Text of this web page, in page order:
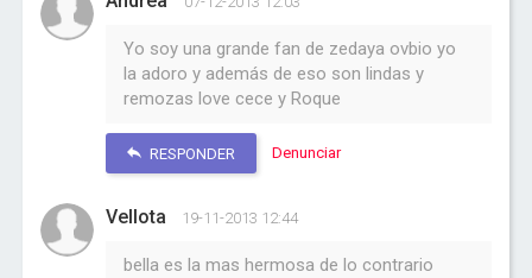
Yo soy una grande fan de zedaya ovbio yo
la adoro y además de eso son lindas y
remozas love cece y Roque
RESPONDER Denunciar
Vellota 19-11-2013 12:44
bella es la mas hermosa de lo contrario